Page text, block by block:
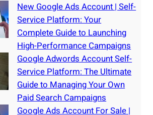
New Google Ads Account | Self-
Service Platform: Your
Complete Guide to Launching
High-Performance Campaigns
Google Adwords Account Self-
Service Platform: The Ultimate
Guide to Managing Your Own
Paid Search Campaigns
Google Ads Account For Sale |